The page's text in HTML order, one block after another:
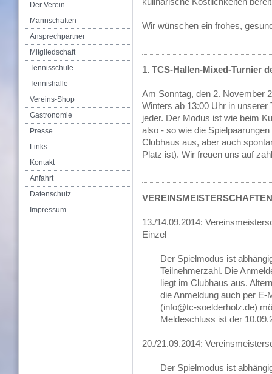
Der Verein
Mannschaften
Ansprechpartner
Mitgliedschaft
Tennisschule
Tennishalle
Vereins-Shop
Gastronomie
Presse
Links
Kontakt
Anfahrt
Datenschutz
Impressum
Wir wünschen ein frohes,
1. TCS-Hallen-Mixed-Turnier
Am Sonntag, den 2. November
Winters ab 13:00 Uhr in
jeder. Der Modus ist wie beim
also - so wie die
Clubhaus aus, aber auch
Platz ist). Wir freuen uns auf
13./14.09.2014:
Einzel
Der Spielmodus ist
Teilnehmerzahl. Die
liegt im Clubhaus aus.
die Anmeldung auch per E-
(info@tc-soelderholz.de)
Meldeschluss ist der
20./21.09.2014:
Der Spielmodus ist